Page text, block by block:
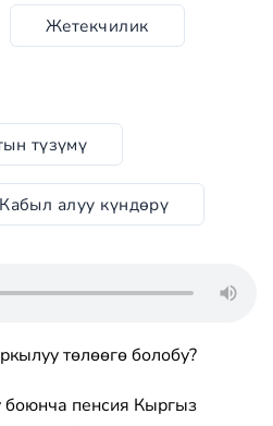
Жетекчилик
түзүмү
Кабыл алуу күндөрү
төлөөгө болобу?
боюнча пенсия Кыргыз